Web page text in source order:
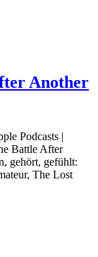
Another
Podcasts |
Battle After
gehört, gefühlt:
The Lost